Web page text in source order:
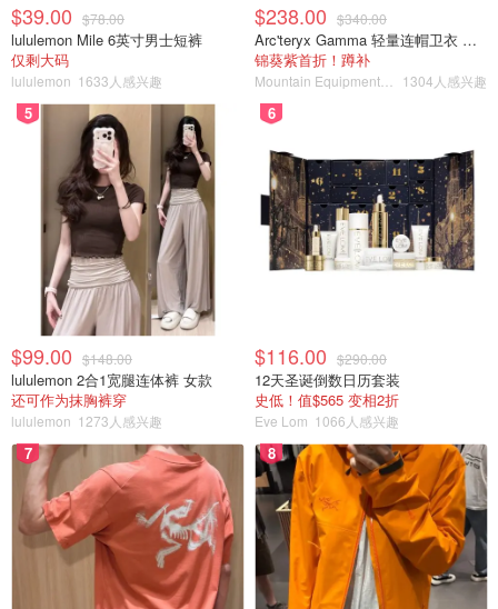
$39.00 $78.00
lululemon Mile 6英寸男士短裤
仅剩大码
lululemon 1633人感兴趣
$238.00 $340.00
Arc'teryx Gamma 轻量连帽卫衣 女款
锦葵紫首折！蹲补
1304人感兴趣
5
$99.00 $148.00
lululemon 2合1宽腿连体裤 女款
还可作为抹胸裤穿
lululemon 1273人感兴趣
6
$116.00 $290.00
12天圣诞倒数日历套装
史低！值$565 变相2折
Eve Lom 1066人感兴趣
7 8